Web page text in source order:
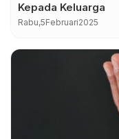
Kepada Keluarga
Rabu,5Februari2025